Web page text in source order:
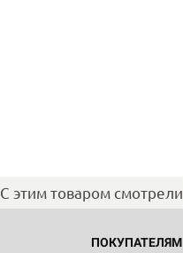
С этим товаром смотрели
ПОКУПАТЕЛЯМ